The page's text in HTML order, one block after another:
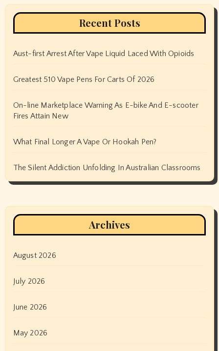
Recent Posts
Aust-first Arrest After Vape Liquid Laced With Opioids
Greatest 510 Vape Pens For Carts Of 2026
On-line Marketplace Warning As E-bike And E-scooter
Fires Attain New
What Final Longer A Vape Or Hookah Pen?
The Silent Addiction Unfolding In Australian Classrooms
Archives
August 2026
July 2026
June 2026
May 2026